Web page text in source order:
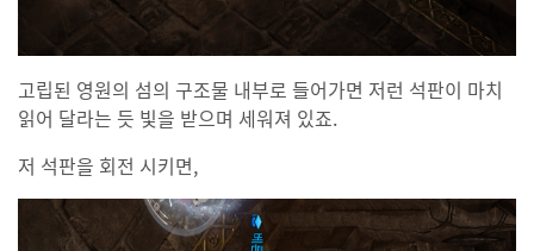
고립된 영원의 섬의 구조물 내부로 들어가면 저런 석판이 마치
읽어 달라는 듯 빛을 받으며 세워져 있죠.
저 석판을 회전 시키면,